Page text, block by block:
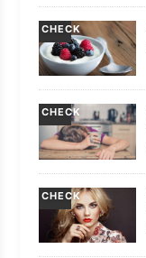
CHECK
CHECK
CHECK